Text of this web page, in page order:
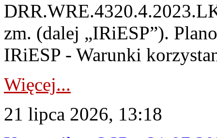
zm. (dalej „IRiESP”).
IRiESP - Warunki
Więcej...
21 lipca 2026, 13:18